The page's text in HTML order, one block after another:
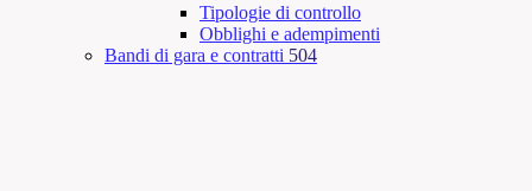
Tipologie di controllo
Obblighi e adempimenti
Bandi di gara e contratti 504